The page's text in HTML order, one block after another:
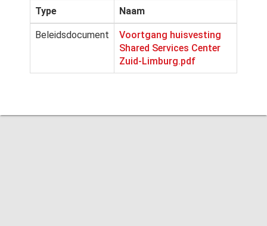
Type Naam
Beleidsdocument
Voortgang huisvesting
Shared Services Center
Zuid-Limburg.pdf